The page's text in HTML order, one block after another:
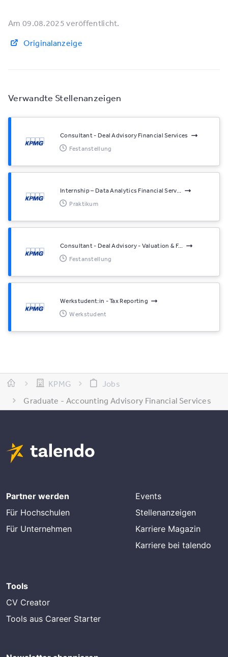
Verwandte Stellenanzeigen
Consultant - Deal Advisory Financial Services
Festanstellung
Internship – Data Analytics Financial Serv...
Praktikum
Consultant - Deal Advisory - Valuation & F...
Festanstellung
Werkstudent:in - Tax Reporting
Werkstudent
Am 09.08.2025 veröffentlicht.
Originalanzeige
KPMG
Jobs
Graduate - Accounting Advisory Financial Services
Partner werden
Für Hochschulen
Für Unternehmen
Events
Stellenanzeigen
Karriere Magazin
Karriere bei talendo
Tools
CV Creator
Tools aus Career Starter